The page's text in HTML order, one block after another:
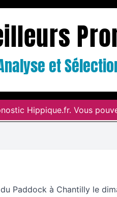
et
Hippique.fr. Vous
Paddock à Chantilly le